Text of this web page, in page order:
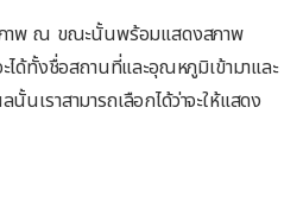
าพ ณ ขณะนั้นพร้อมแสดงสภาพ
ได้ทั้งชื่อสถานที่และอุณหภูมิเข้ามาและ
เราสามารถเลือกได้ว่าจะให้แสดง